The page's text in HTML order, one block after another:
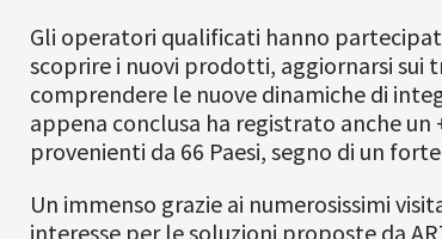
Gli operatori qualificati hanno
scoprire i nuovi prodotti, aggiornarsi sui
comprendere le nuove dinamiche di
appena conclusa ha registrato anche
provenienti da 66 Paesi, segno di un
Un immenso grazie ai numerosissimi
interesse per le soluzioni proposte da